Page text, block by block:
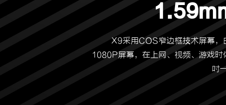
X9采用COS窄边框技术屏幕
1080P屏幕，在上网、视频、游戏
吋